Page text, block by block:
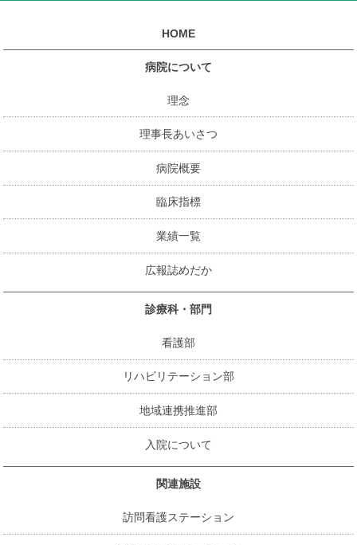
HOME
病院について
理念
理事長あいさつ
病院概要
臨床指標
業績一覧
広報誌めだか
診療科・部門
看護部
リハビリテーション部
地域連携推進部
入院について
関連施設
訪問看護ステーション